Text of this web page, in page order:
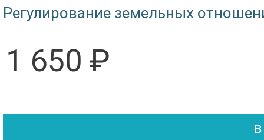
Регулирование земельных
1 650 ₽